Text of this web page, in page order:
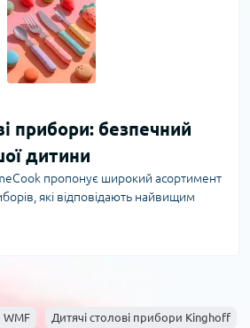
прибори: безпечний
дитини
пропонує широкий асортимент
які відповідають найвищим
зручності, а й запорука
а також допоможемо розвіяти
батьків.
WMF Дитячі столові прибори Kinghoff